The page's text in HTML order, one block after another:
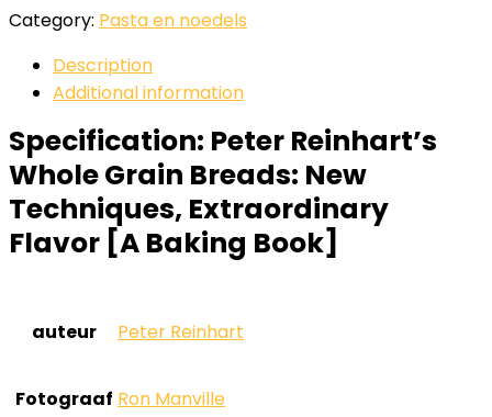
Category: Pasta en noedels
Description
Additional information
Specification: Peter Reinhart’s
Whole Grain Breads: New
Techniques, Extraordinary
Flavor [A Baking Book]
auteur Peter Reinhart
Fotograaf Ron Manville